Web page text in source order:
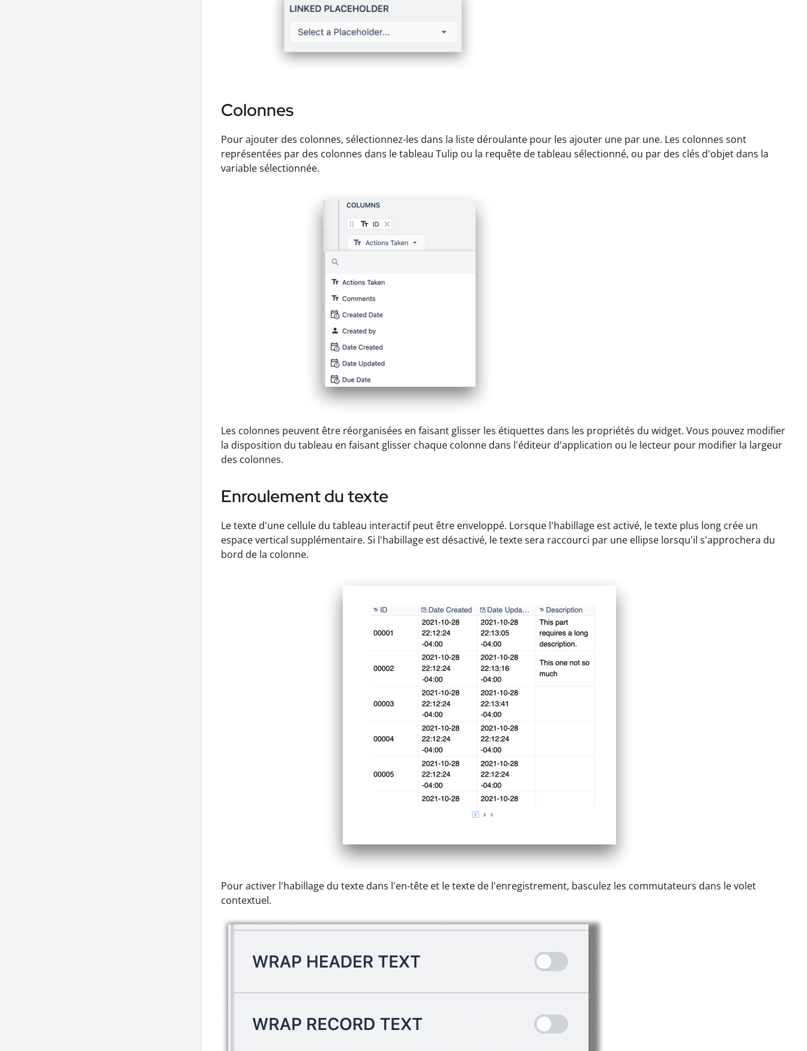
Colonnes
Pour ajouter des colonnes, sélectionnez-les dans la liste déroulante pour les ajouter une par une. Les colonnes sont
représentées par des colonnes dans le tableau Tulip ou la requête de tableau sélectionné, ou par des clés d'objet dans la
variable sélectionnée.
Les colonnes peuvent être réorganisées en faisant glisser les étiquettes dans les propriétés du widget. Vous pouvez modifier
la disposition du tableau en faisant glisser chaque colonne dans l'éditeur d'application ou le lecteur pour modifier la largeur
des colonnes.
Enroulement du texte
Le texte d'une cellule du tableau interactif peut être enveloppé. Lorsque l'habillage est activé, le texte plus long crée un
espace vertical supplémentaire. Si l'habillage est désactivé, le texte sera raccourci par une ellipse lorsqu'il s'approchera du
bord de la colonne.
Pour activer l'habillage du texte dans l'en-tête et le texte de l'enregistrement, basculez les commutateurs dans le volet
contextuel.